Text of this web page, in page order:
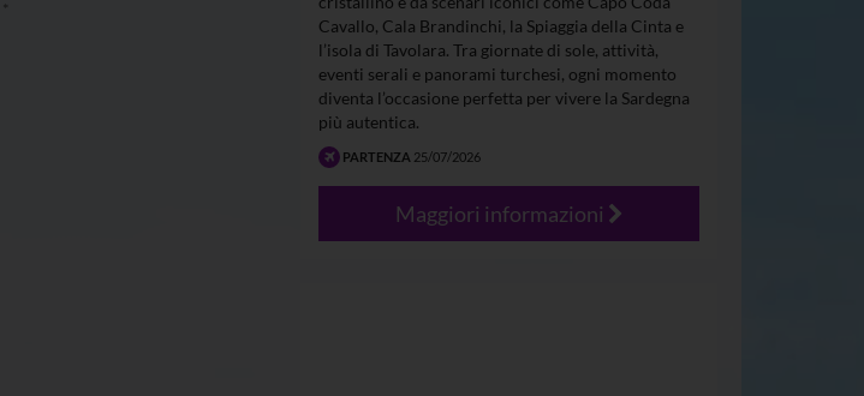
*
Cavallo, Cala Brandinchi, la Spiaggia della Cinta e
l’isola di Tavolara. Tra giornate di sole, attività,
eventi serali e panorami turchesi, ogni momento
diventa l’occasione perfetta per vivere la Sardegna
più autentica.
PARTENZA 25/07/2026
Maggiori informazioni